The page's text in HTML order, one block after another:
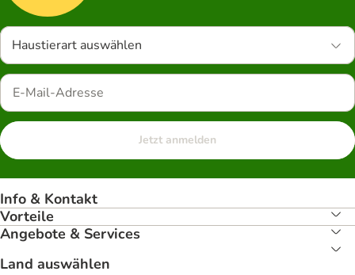
Haustierart auswählen
Jetzt anmelden
Info & Kontakt
Vorteile
Angebote & Services
Land auswählen